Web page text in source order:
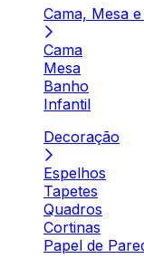
Cama, Mesa
Cama
Mesa
Banho
Infantil
Decoração
Espelhos
Tapetes
Quadros
Cortinas
Papel de